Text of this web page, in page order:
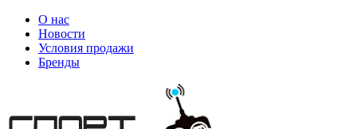
О нас
Новости
Условия продажи
Бренды